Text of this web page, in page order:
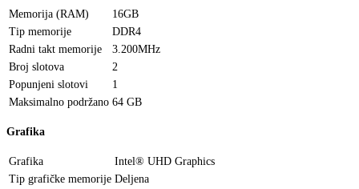
Memorija (RAM)
16GB
Tip memorije
DDR4
Radni takt memorije
3.200MHz
Broj slotova
2
Popunjeni slotovi
1
Maksimalno podržano 64 GB
Grafika
Grafika
Intel® UHD Graphics
Tip grafičke memorije Deljena